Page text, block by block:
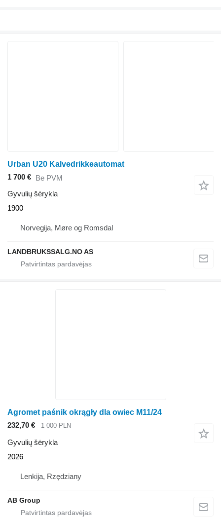
Urban U20 Kalvedrikkeautomat
1 700 € Be PVM
Gyvulių šėrykla
1900
Norvegija, Møre og Romsdal
LANDBRUKSSALG.NO AS
Agromet paśnik okrągły dla owiec M11/24
232,70 €
1 000 PLN
Gyvulių šėrykla
2026
Lenkija, Rzędziany
AB Group